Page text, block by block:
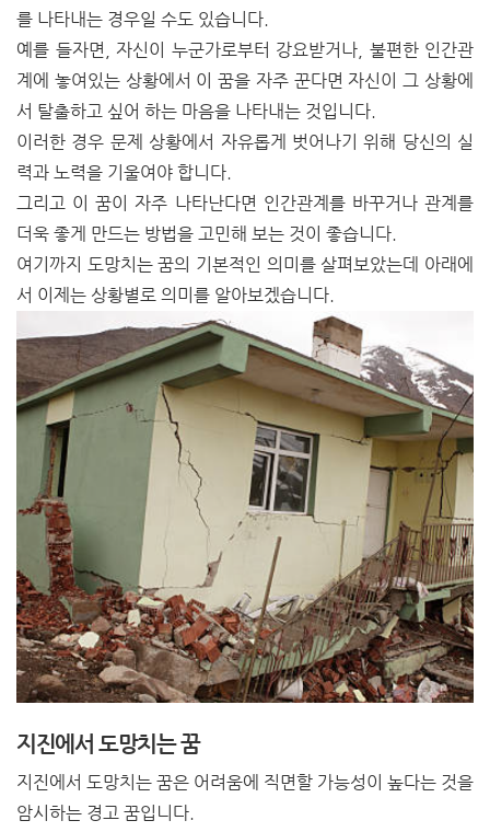
를 나타내는 경우일 수도 있습니다.
예를 들자면, 자신이 누군가로부터 강요받거나, 불편한 인간관
계에 놓여있는 상황에서 이 꿈을 자주 꾼다면 자신이 그 상황에
서 탈출하고 싶어 하는 마음을 나타내는 것입니다.
이러한 경우 문제 상황에서 자유롭게 벗어나기 위해 당신의 실
력과 노력을 기울여야 합니다.
그리고 이 꿈이 자주 나타난다면 인간관계를 바꾸거나 관계를
더욱 좋게 만드는 방법을 고민해 보는 것이 좋습니다.
여기까지 도망치는 꿈의 기본적인 의미를 살펴보았는데 아래에
서 이제는 상황별로 의미를 알아보겠습니다.
지진에서 도망치는 꿈
지진에서 도망치는 꿈은 어려움에 직면할 가능성이 높다는 것을
암시하는 경고 꿈입니다.